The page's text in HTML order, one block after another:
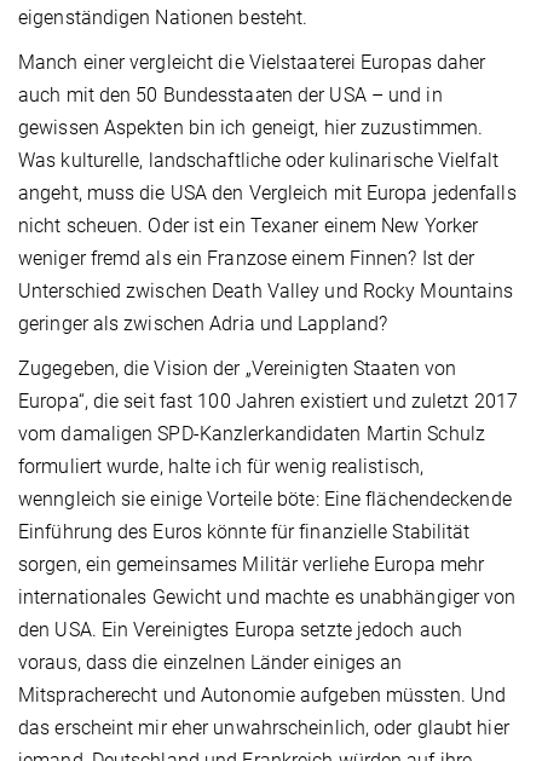
eigenständigen Nationen besteht.
Manch einer vergleicht die Vielstaaterei Europas daher
auch mit den 50 Bundesstaaten der USA – und in
gewissen Aspekten bin ich geneigt, hier zuzustimmen.
Was kulturelle, landschaftliche oder kulinarische Vielfalt
angeht, muss die USA den Vergleich mit Europa jedenfalls
nicht scheuen. Oder ist ein Texaner einem New Yorker
weniger fremd als ein Franzose einem Finnen? Ist der
Unterschied zwischen Death Valley und Rocky Mountains
geringer als zwischen Adria und Lappland?
Zugegeben, die Vision der „Vereinigten Staaten von
Europa“, die seit fast 100 Jahren existiert und zuletzt 2017
vom damaligen SPD-Kanzlerkandidaten Martin Schulz
formuliert wurde, halte ich für wenig realistisch,
wenngleich sie einige Vorteile böte: Eine flächendeckende
Einführung des Euros könnte für finanzielle Stabilität
sorgen, ein gemeinsames Militär verliehe Europa mehr
internationales Gewicht und machte es unabhängiger von
den USA. Ein Vereinigtes Europa setzte jedoch auch
voraus, dass die einzelnen Länder einiges an
Mitspracherecht und Autonomie aufgeben müssten. Und
das erscheint mir eher unwahrscheinlich, oder glaubt hier